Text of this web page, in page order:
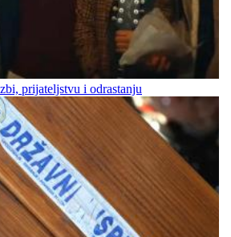
prijateljstvu i odrastanju